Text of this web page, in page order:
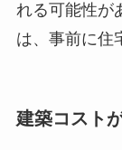
れる可能性が
は、事前に住
建築コスト